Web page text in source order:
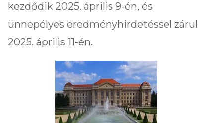
kezdődik 2025. április 9-én, és
ünnepélyes eredményhirdetéssel zárul
2025. április 11-én.